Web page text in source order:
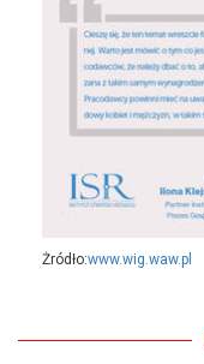
Żródło:www.wig.waw.pl